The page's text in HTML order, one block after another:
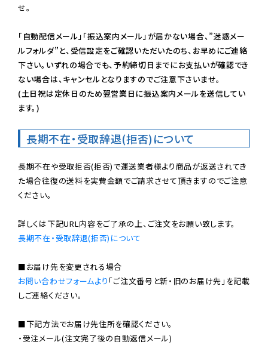
せ。
「自動配信メール」「振込案内メール」が届かない場合、”迷惑メー
ルフォルダ”と、受信設定をご確認いただいたのち、お早めにご連絡
下さい。いずれの場合でも、予約締切日までにお支払いが確認でき
ない場合は、キャンセルとなりますのでご注意下さいませ。
(土日祝は定休日のため翌営業日に振込案内メールを送信してい
ます。)
長期不在・受取辞退(拒否)について
長期不在や受取拒否(拒否)で運送業者様より商品が返送されてき
た場合往復の送料を実費金額でご請求させて頂きますのでご注意
ください。
長期不在・受取辞退(拒否)について
お問い合わせフォームより 「ご注文番号と新・旧のお届け先」を記載
しご連絡ください。
■下記方法でお届け先住所を確認ください。
・受注メール(注文完了後の自動返信メール)